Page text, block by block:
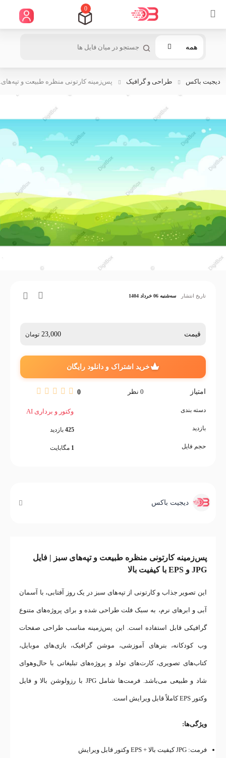
0
همه
دیجیت باکس طراحی و گرافیک پس‌زمینه کارتونی منظره طبیعت و
تاریخ انتشار سه‌شنبه 06 خرداد 1404
قیمت 23,000 تومان
خرید اشتراک و دانلود رایگان
امتیاز 0 نظر 0
دسته بندی
بازدید
حجم فایل
وکتور و برداری AI
425 بازدید
1 مگابایت
دیجیت باکس
پس‌زمینه کارتونی منظره طبیعت و تپه‌های سبز | فایل
JPG و EPS با کیفیت بالا
این تصویر جذاب و کارتونی از تپه‌های سبز در یک روز آفتابی، با آسمان
آبی و ابرهای نرم، به سبک فلت طراحی شده و برای پروژه‌های متنوع
گرافیکی قابل استفاده است. این پس‌زمینه مناسب طراحی صفحات
وب کودکانه، بنرهای آموزشی، موشن گرافیک، بازی‌های موبایل،
کتاب‌های تصویری، کارت‌های تولد و پروژه‌های تبلیغاتی با حال‌وهوای
شاد و طبیعی می‌باشد. فرمت‌ها شامل JPG با رزولوشن بالا و فایل
وکتور EPS کاملاً قابل ویرایش است.
ویژگی‌ها:
فرمت: JPG کیفیت بالا + EPS وکتور قابل ویرایش